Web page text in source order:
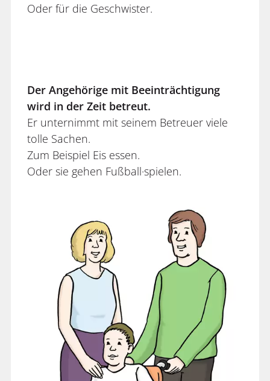
Oder für die Geschwister.
Der Angehörige mit Beeinträchtigung
wird in der Zeit betreut.
Er unternimmt mit seinem Betreuer viele
tolle Sachen.
Zum Beispiel Eis essen.
Oder sie gehen Fußball·spielen.